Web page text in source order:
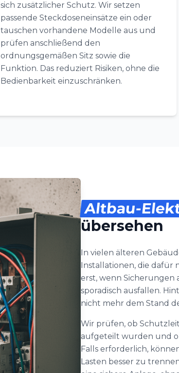
sich zusätzlicher Schutz. Wir setzen
passende Steckdoseneinsätze ein oder
tauschen vorhandene Modelle aus und
prüfen anschließend den
ordnungsgemäßen Sitz sowie die
Funktion. Das reduziert Risiken, ohne die
Bedienbarkeit einzuschränken.
Altbau-
übersehen
In vielen älteren
Installationen, die dafür
erst, wenn Sicherungen
sporadisch ausfallen.
nicht mehr dem Stand
Wir prüfen, ob
aufgeteilt wurden und
Falls erforderlich,
Lasten besser zu